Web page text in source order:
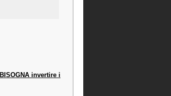
BISOGNA invertire i